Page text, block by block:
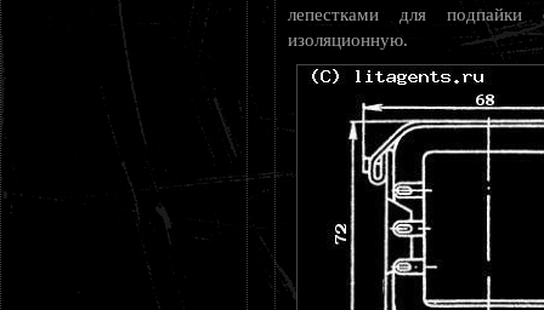
лепестками для
изоляционную.